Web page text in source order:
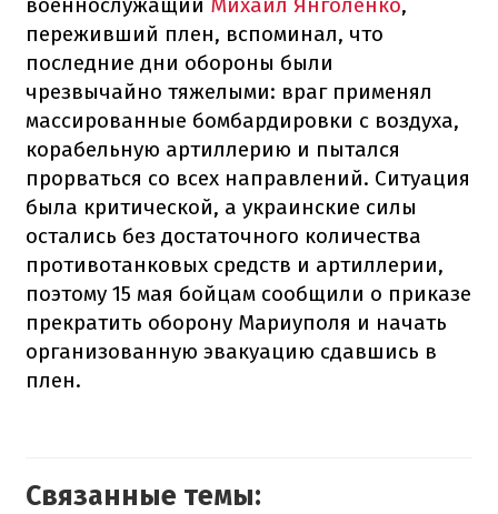
переживший плен, вспоминал, что
последние дни обороны были
чрезвычайно тяжелыми: враг применял
массированные бомбардировки с воздуха,
корабельную артиллерию и пытался
прорваться со всех направлений. Ситуация
была критической, а украинские силы
остались без достаточного количества
противотанковых средств и артиллерии,
поэтому 15 мая бойцам сообщили о приказе
прекратить оборону Мариуполя и начать
организованную эвакуацию сдавшись в
плен.
Связанные темы: